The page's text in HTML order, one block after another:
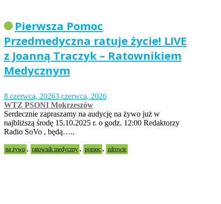
Pierwsza Pomoc
Przedmedyczna ratuje życie! LIVE
z Joanną Traczyk – Ratownikiem
Medycznym
8 czerwca, 20263 czerwca, 2026
WTZ PSONI Mokrzeszów
Serdecznie zapraszamy na audycję na żywo już w
najbliższą środę 15.10.2025 r. o godz. 12:00 Redaktorzy
Radio SoVo , będą…..
na żywo , ratownik medyczny , pomoc , zdrowie